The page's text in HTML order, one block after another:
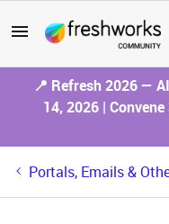
📍 Refresh 2026 —
14, 2026 |
Portals, Emails &